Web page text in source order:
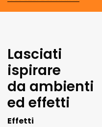
Lasciati
ispirare
da ambienti
ed effetti
Effetti